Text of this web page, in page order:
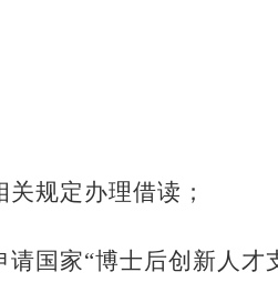
规定办理借读；
国家“博士后创新人